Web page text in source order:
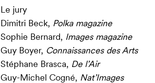
Le jury
Dimitri Beck, Polka magazine
Sophie Bernard, Images magazine
Guy Boyer, Connaissances des Arts
Stéphane Brasca, De l’Air
Guy-Michel Cogné, Nat’Images